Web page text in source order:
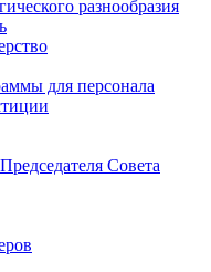
разнообразия
для персонала
Совета